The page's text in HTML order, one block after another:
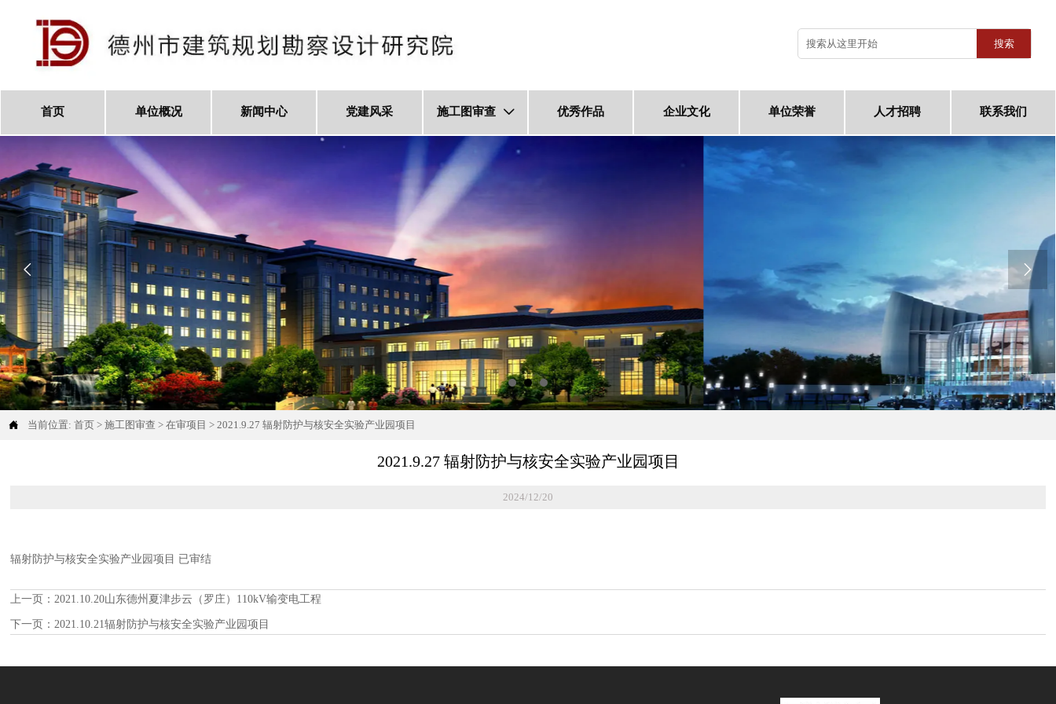
搜索
首页 单位概况 新闻中心 党建风采 施工图审查  优秀作品 企业文化 单位荣誉 人才招聘 联系我们
 
 当前位置: 首页 > 施工图审查 > 在审项目 > 2021.9.27 辐射防护与核安全实验产业园项目
2021.9.27 辐射防护与核安全实验产业园项目
2024/12/20
辐射防护与核安全实验产业园项目 已审结
上一页：2021.10.20山东德州夏津步云（罗庄）110kV输变电工程
下一页： 2021.10.21辐射防护与核安全实验产业园项目